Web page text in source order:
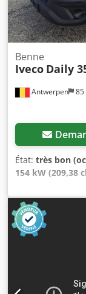
et connaître les
d’immatriculation
Antwerpen 85
Benne
Iveco Daily
État: très bon
154 kW (209,38
carburant:diesel
automatique
l'espace de
chargement:
assistée,